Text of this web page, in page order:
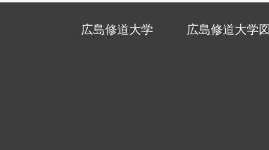
広島修道大学 広島修道大学